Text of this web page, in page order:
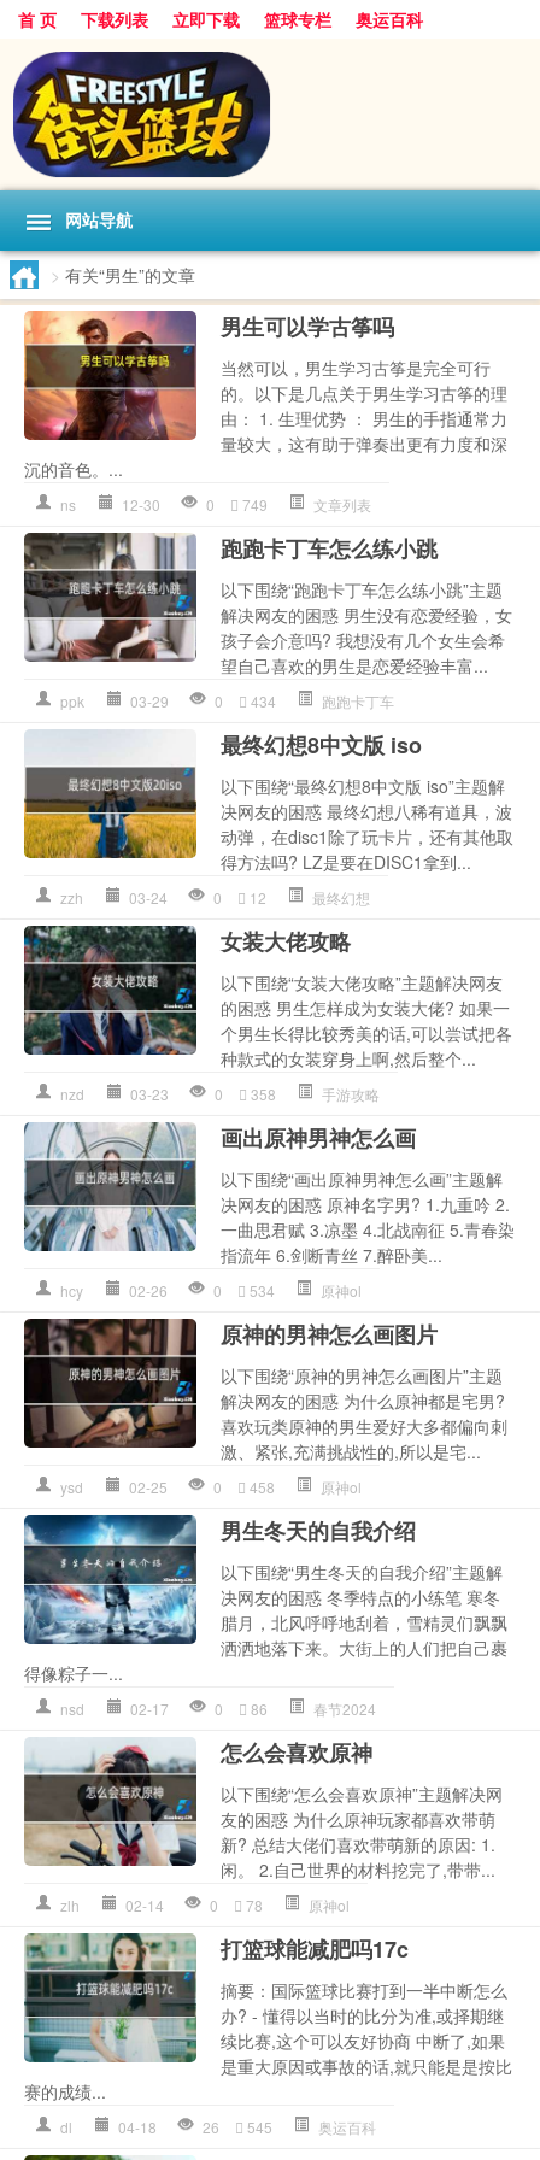
首 页 下载列表 立即下载 篮球专栏 奥运百科
网站导航
> 有关“男生”的文章
男生可以学古筝吗
当然可以，男生学习古筝是完全可行
的。以下是几点关于男生学习古筝的理
由： 1. 生理优势 ： 男生的手指通常力
量较大，这有助于弹奏出更有力度和深
沉的音色。...
ns 12-30 0 749 文章列表
跑跑卡丁车怎么练小跳
以下围绕“跑跑卡丁车怎么练小跳”主题
解决网友的困惑 男生没有恋爱经验，女
孩子会介意吗? 我想没有几个女生会希
望自己喜欢的男生是恋爱经验丰富...
ppk 03-29 0 434 跑跑卡丁车
最终幻想8中文版 iso
以下围绕“最终幻想8中文版 iso”主题解
决网友的困惑 最终幻想八稀有道具，波
动弹，在disc1除了玩卡片，还有其他取
得方法吗? LZ是要在DISC1拿到...
zzh 03-24 0 12 最终幻想
女装大佬攻略
以下围绕“女装大佬攻略”主题解决网友
的困惑 男生怎样成为女装大佬? 如果一
个男生长得比较秀美的话,可以尝试把各
种款式的女装穿身上啊,然后整个...
nzd 03-23 0 358 手游攻略
画出原神男神怎么画
以下围绕“画出原神男神怎么画”主题解
决网友的困惑 原神名字男? 1.九重吟 2.
一曲思君赋 3.凉墨 4.北战南征 5.青春染
指流年 6.剑断青丝 7.醉卧美...
hcy 02-26 0 534 原神ol
原神的男神怎么画图片
以下围绕“原神的男神怎么画图片”主题
解决网友的困惑 为什么原神都是宅男?
喜欢玩类原神的男生爱好大多都偏向刺
激、紧张,充满挑战性的,所以是宅...
ysd 02-25 0 458 原神ol
男生冬天的自我介绍
以下围绕“男生冬天的自我介绍”主题解
决网友的困惑 冬季特点的小练笔 寒冬
腊月，北风呼呼地刮着，雪精灵们飘飘
洒洒地落下来。大街上的人们把自己裹
得像粽子一...
nsd 02-17 0 86 春节2024
怎么会喜欢原神
以下围绕“怎么会喜欢原神”主题解决网
友的困惑 为什么原神玩家都喜欢带萌
新? 总结大佬们喜欢带萌新的原因: 1.
闲。 2.自己世界的材料挖完了,带带...
zlh 02-14 0 78 原神ol
打篮球能减肥吗17c
摘要：国际篮球比赛打到一半中断怎么
办? - 懂得以当时的比分为准,或择期继
续比赛,这个可以友好协商 中断了,如果
是重大原因或事故的话,就只能是是按比
赛的成绩...
dl 04-18 26 545 奥运百科